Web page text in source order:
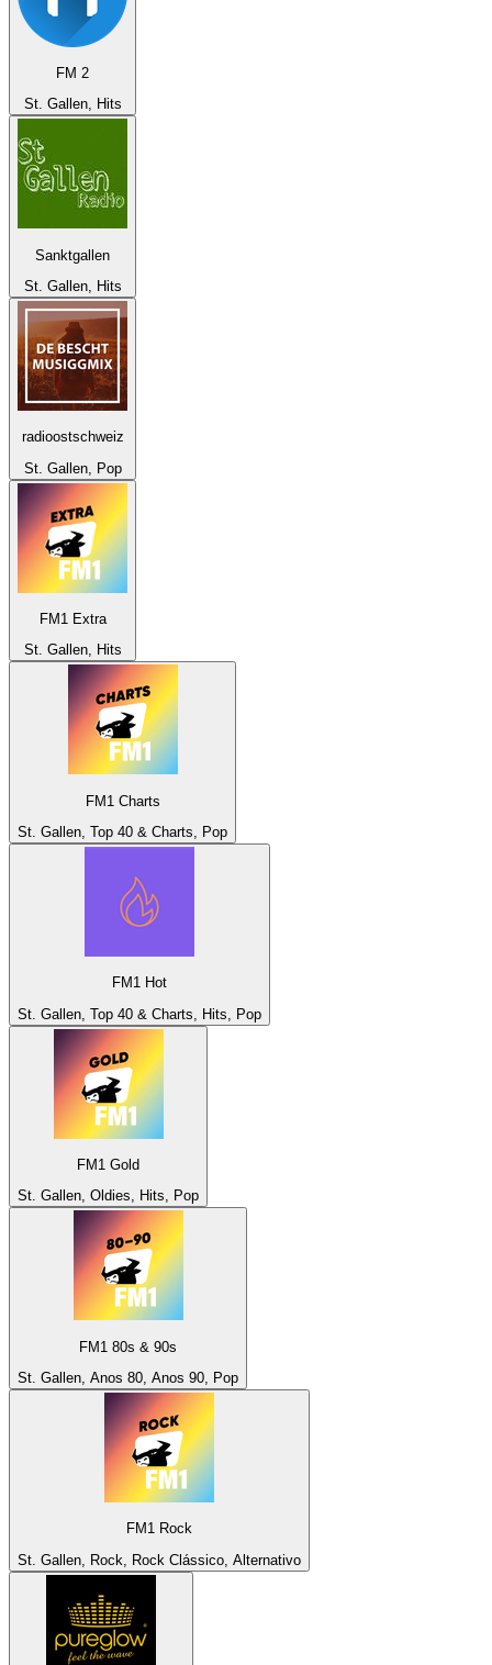
FM 2
St. Gallen, Hits
Sanktgallen
St. Gallen, Hits
radioostschweiz
St. Gallen, Pop
FM1 Extra
St. Gallen, Hits
FM1 Charts
St. Gallen, Top 40 & Charts, Pop
FM1 Hot
St. Gallen, Top 40 & Charts, Hits, Pop
FM1 Gold
St. Gallen, Oldies, Hits, Pop
FM1 80s & 90s
St. Gallen, Anos 80, Anos 90, Pop
FM1 Rock
St. Gallen, Rock, Rock Clássico, Alternativo